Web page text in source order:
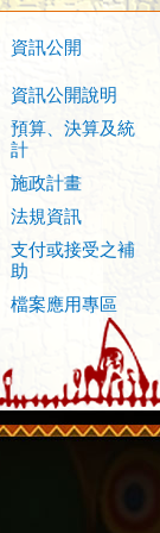
資訊公開
資訊公開說明
預算、決算及統
計
施政計畫
法規資訊
支付或接受之補
助
檔案應用專區